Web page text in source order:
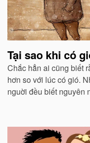
Tại sao khi có
Chắc hẳn ai cũng biết
hơn so với lúc có gió.
nguời đều biết nguyên